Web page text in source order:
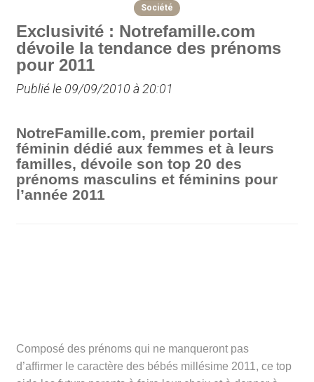
Société
Exclusivité : Notrefamille.com
dévoile la tendance des prénoms
pour 2011
Publié le 09/09/2010 à 20:01
NotreFamille.com, premier portail
féminin dédié aux femmes et à leurs
familles, dévoile son top 20 des
prénoms masculins et féminins pour
l’année 2011
Composé des prénoms qui ne manqueront pas
d’affirmer le caractère des bébés millésime 2011, ce top